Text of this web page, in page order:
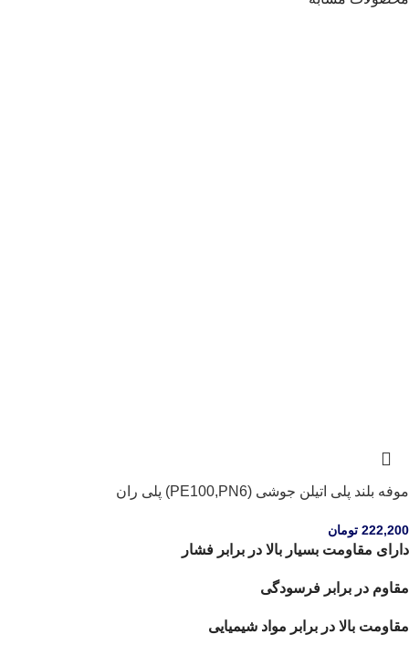
موفه بلند پلی اتیلن جوشی (PE100,PN6) پلی ران
222,200 تومان
دارای مقاومت بسیار بالا در برابر فشار
مقاوم در برابر فرسودگی
مقاومت بالا در برابر مواد شیمیایی